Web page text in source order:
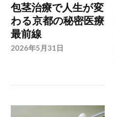
包茎治療で人生が変
わる京都の秘密医療
最前線
2026年5月31日